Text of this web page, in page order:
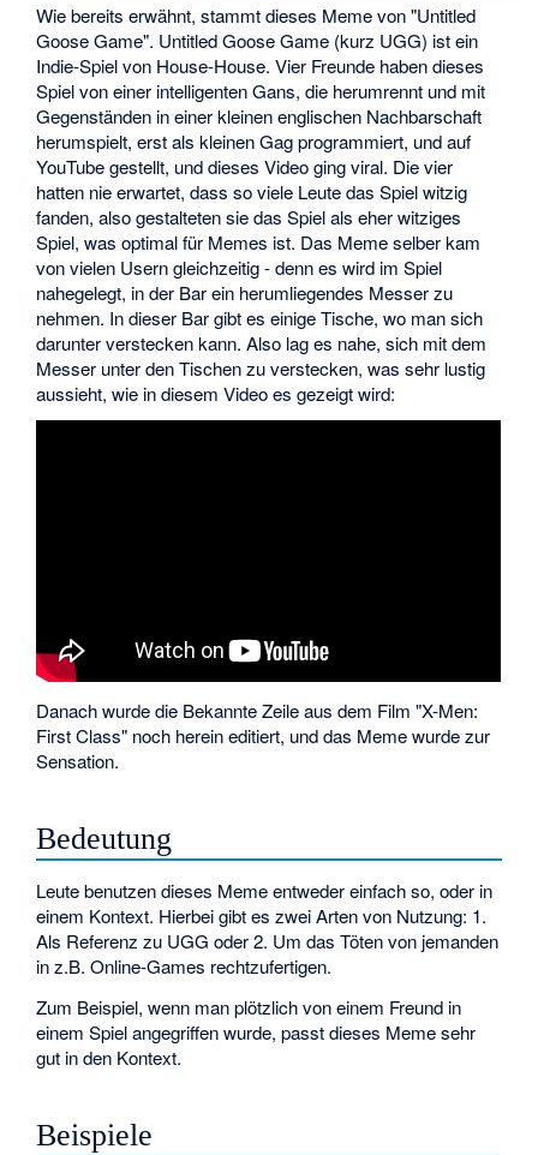
Wie bereits erwähnt, stammt dieses Meme von "Untitled
Goose Game". Untitled Goose Game (kurz UGG) ist ein
Indie-Spiel von House-House. Vier Freunde haben dieses
Spiel von einer intelligenten Gans, die herumrennt und mit
Gegenständen in einer kleinen englischen Nachbarschaft
herumspielt, erst als kleinen Gag programmiert, und auf
YouTube gestellt, und dieses Video ging viral. Die vier
hatten nie erwartet, dass so viele Leute das Spiel witzig
fanden, also gestalteten sie das Spiel als eher witziges
Spiel, was optimal für Memes ist. Das Meme selber kam
von vielen Usern gleichzeitig - denn es wird im Spiel
nahegelegt, in der Bar ein herumliegendes Messer zu
nehmen. In dieser Bar gibt es einige Tische, wo man sich
darunter verstecken kann. Also lag es nahe, sich mit dem
Messer unter den Tischen zu verstecken, was sehr lustig
aussieht, wie in diesem Video es gezeigt wird:
Danach wurde die Bekannte Zeile aus dem Film "X-Men:
First Class" noch herein editiert, und das Meme wurde zur
Sensation.
Bedeutung
Leute benutzen dieses Meme entweder einfach so, oder in
einem Kontext. Hierbei gibt es zwei Arten von Nutzung: 1.
Als Referenz zu UGG oder 2. Um das Töten von jemanden
in z.B. Online-Games rechtzufertigen.
Zum Beispiel, wenn man plötzlich von einem Freund in
einem Spiel angegriffen wurde, passt dieses Meme sehr
gut in den Kontext.
Beispiele